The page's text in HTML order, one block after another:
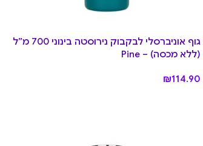
גוף אוניברסלי לבקבוק נירוסטה בינוני 700 מ”ל
(ללא מכסה) – Pine
₪114.90